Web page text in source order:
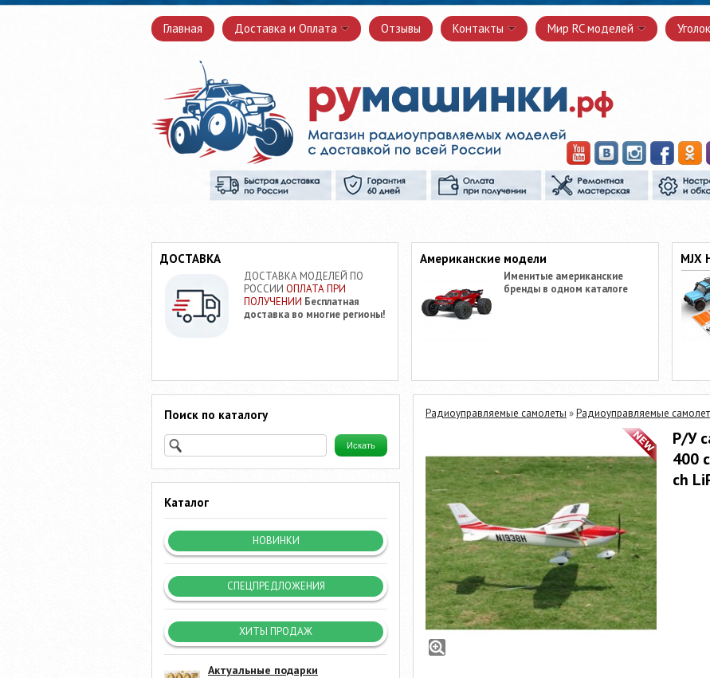
Главная Доставка и Оплата Отзывы Контакты Мир RC моделей
ДОСТАВКА
ДОСТАВКА МОДЕЛЕЙ ПО
РОССИИ ОПЛАТА ПРИ
ПОЛУЧЕНИИ Бесплатная
доставка во многие регионы!
Американские модели
Именитые американские
бренды в одном каталоге
MJX
Поиск по каталогу
Каталог
НОВИНКИ
СПЕЦПРЕДЛОЖЕНИЯ
ХИТЫ ПРОДАЖ
Актуальные подарки
Радиоуправляемые самолеты »Радиоуправляемые
Р/У
400
ch